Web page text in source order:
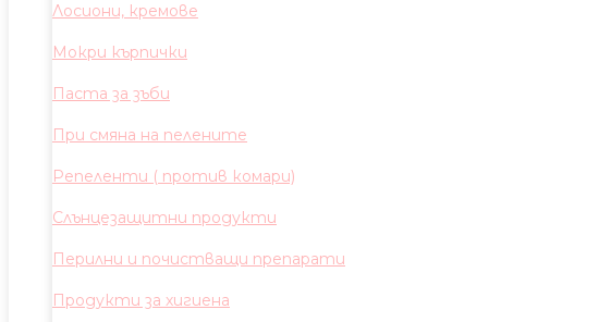
Лосиони, кремове
Мокри кърпички
Паста за зъби
При смяна на пелените
Репеленти ( против комари)
Слънцезащитни продукти
Перилни и почистващи препарати
Продукти за хигиена